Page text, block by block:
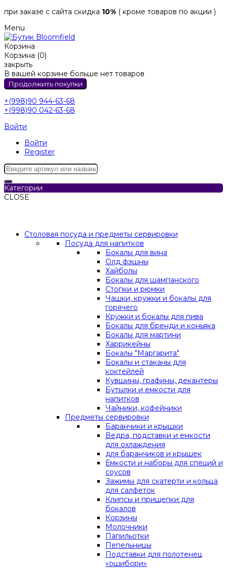
при заказе с сайта скидка 10% ( кроме товаров по акции )
Menu
Корзина
Корзина (0)
закрыть
В вашей корзине больше нет товаров
Продолжить покупки
+(998)90 944-63-68
+(998)90 042-63-68
Войти
Войти
Register
Категории
CLOSE
Столовая посуда и предметы сервировки
Посуда для напитков
Бокалы для вина
Олд фэшны
Хайболы
Бокалы для шампанского
Стопки и рюмки
Чашки, кружки и бокалы для
горячего
Кружки и бокалы для пива
Бокалы для бренди и коньяка
Бокалы для мартини
Харрикейны
Бокалы "Маргарита"
Бокалы и стаканы для
коктейлей
Кувшины, графины, декантеры
Бутылки и емкости для
напитков
Чайники, кофейники
Предметы сервировки
Баранчики и крышки
Ведра, подставки и емкости
для охлаждения
для баранчиков и крышек
Емкости и наборы для специй и
соусов
Зажимы для скатерти и кольца
для салфеток
Клипсы и прищепки для
бокалов
Корзины
Молочники
Папильотки
Пепельницы
Подставки для полотенец
«ошибори»